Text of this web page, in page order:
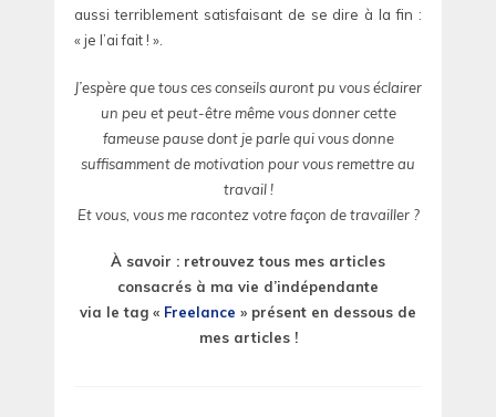
aussi terriblement satisfaisant de se dire à la fin :
« je l’ai fait ! ».
J’espère que tous ces conseils auront pu vous éclairer
un peu et peut-être même vous donner cette
fameuse pause dont je parle qui vous donne
suffisamment de motivation pour vous remettre au
travail !
Et vous, vous me racontez votre façon de travailler ?
À savoir : retrouvez tous mes articles
consacrés à ma vie d’indépendante
via le tag « Freelance » présent en dessous de
mes articles !